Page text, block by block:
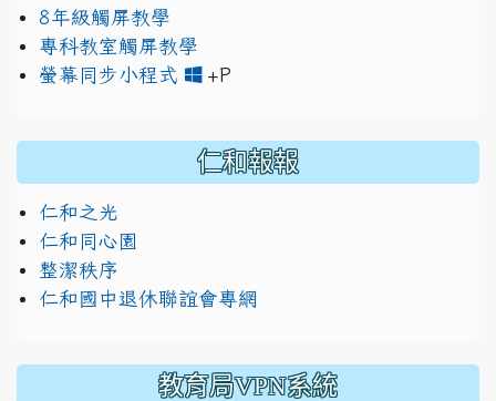
8年級觸屏教學
專科教室觸屏教學
螢幕同步小程式
+P
仁和報報
仁和之光
仁和同心園
整潔秩序
仁和國中退休聯誼會專網
教育局VPN系統